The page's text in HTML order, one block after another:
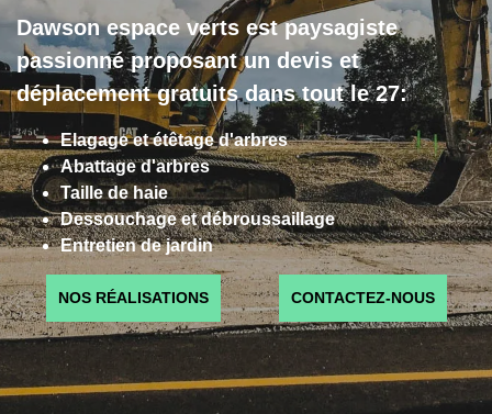
Dawson espace verts est paysagiste
passionné proposant un devis et
déplacement gratuits dans tout le 27:
Elagage et étêtage d'arbres
Abattage d'arbres
Taille de haie
Dessouchage et débroussaillage
Entretien de jardin
NOS RÉALISATIONS CONTACTEZ-NOUS